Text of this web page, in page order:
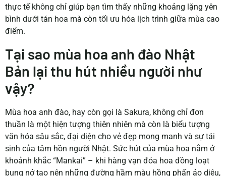
thực tế không chỉ giúp bạn tìm thấy những khoảng lặng yên
bình dưới tán hoa mà còn tối ưu hóa lịch trình giữa mùa cao
điểm.
Tại sao mùa hoa anh đào Nhật
Bản lại thu hút nhiều người như
vậy?
Mùa hoa anh đào, hay còn gọi là Sakura, không chỉ đơn
thuần là một hiện tượng thiên nhiên mà còn là biểu tượng
văn hóa sâu sắc, đại diện cho vẻ đẹp mong manh và sự tái
sinh của tâm hồn người Nhật. Sức hút của mùa hoa nằm ở
khoảnh khắc “Mankai” – khi hàng vạn đóa hoa đồng loạt
bung nở tạo nên những đường hầm màu hồng phấn ảo diệu,